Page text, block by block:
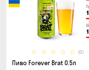
(0)
Пиво Forever Brat 0.5л